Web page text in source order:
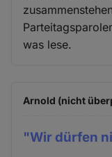
was lese.
Arnold (nicht
"Wir dürfen